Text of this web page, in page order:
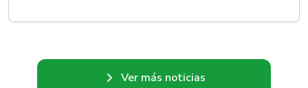
Ver más noticias